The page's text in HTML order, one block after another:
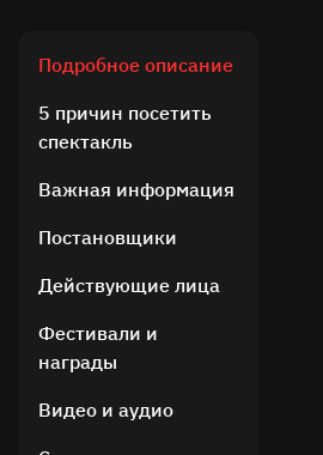
Подробное описание
5 причин посетить
спектакль
Важная информация
Постановщики
Действующие лица
Фестивали и
награды
Видео и аудио